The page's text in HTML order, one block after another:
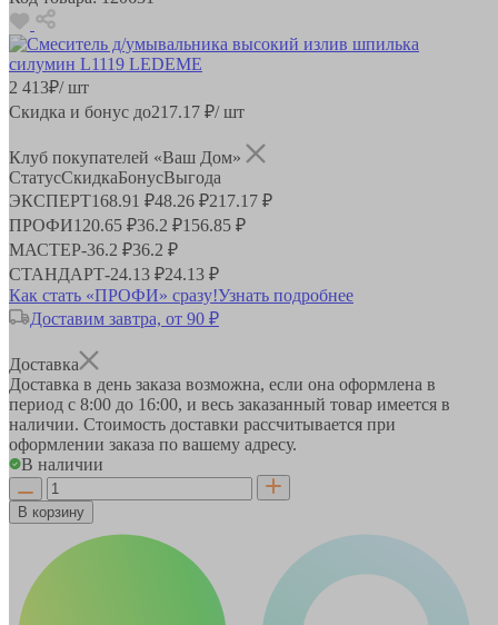
2 413₽/ шт
Скидка и бонус до217.17 ₽/ шт
Клуб покупателей «Ваш Дом»
СтатусСкидкаБонусВыгода
ЭКСПЕРТ168.91 ₽48.26 ₽217.17 ₽
ПРОФИ120.65 ₽36.2 ₽156.85 ₽
МАСТЕР-36.2 ₽36.2 ₽
СТАНДАРТ-24.13 ₽24.13 ₽
Как стать «ПРОФИ» сразу!Узнать подробнее
Доставим завтра, от 90 ₽
Доставка
Доставка в день заказа возможна, если она оформлена в
период с 8:00 до 16:00, и весь заказанный товар имеется в
наличии. Стоимость доставки рассчитывается при
оформлении заказа по вашему адресу.
В наличии
В корзину